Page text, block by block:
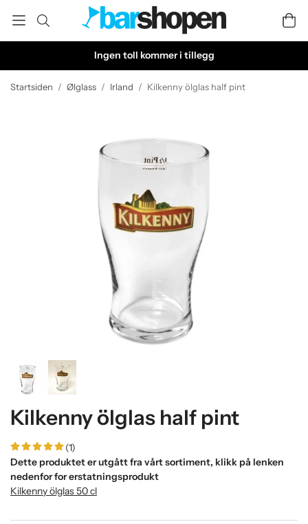
Ingen toll kommer i tillegg
Startsiden / Ølglass / Irland / Kilkenny ölglas half pint
Kilkenny ölglas half pint
(1)
Dette produktet er utgått fra vårt sortiment, klikk på lenken
nedenfor for erstatningsprodukt
Kilkenny ölglas 50 cl